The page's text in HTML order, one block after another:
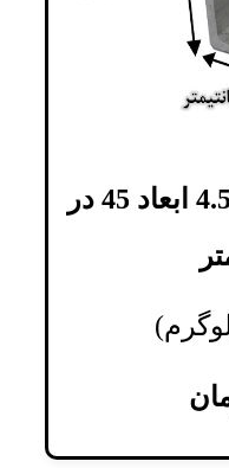
قیمت و خرید نبشی 4.5 ابعاد 45 در